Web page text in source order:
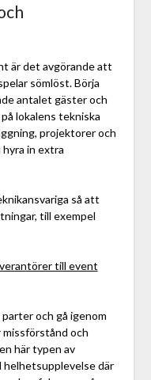
är det avgörande att
sömlöst. Börja
antalet gäster och
lokalens tekniska
projektorer och
in extra
så att
till exempel
till event
och gå igenom
missförstånd och
här typen av
helhetsupplevelse där